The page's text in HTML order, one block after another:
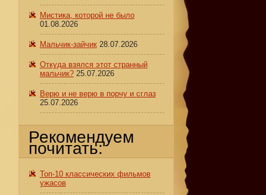
Мистика, которой не было
01.08.2026
Мальчик-зайчик 28.07.2026
Откуда взялся этот странный
мальчик? 25.07.2026
Верю и не верю в порчу и сглаз
25.07.2026
Рекомендуем
почитать:
Топ-10 классических фильмов
ужасов